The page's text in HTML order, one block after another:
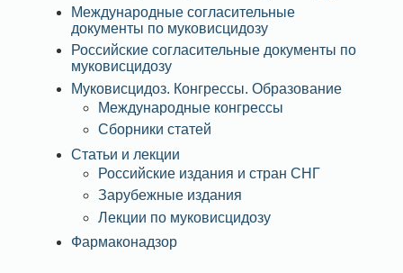
Международные согласительные
документы по муковисцидозу
Российские согласительные документы по
муковисцидозу
Муковисцидоз. Конгрессы. Образование
Международные конгрессы
Сборники статей
Статьи и лекции
Российские издания и стран СНГ
Зарубежные издания
Лекции по муковисцидозу
Фармаконадзор